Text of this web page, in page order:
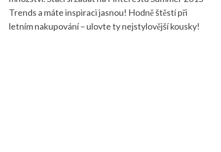
Trends a máte inspiraci jasnou! Hodně štěstí při
letním nakupování – ulovte ty nejstylovější kousky!
a
r
c